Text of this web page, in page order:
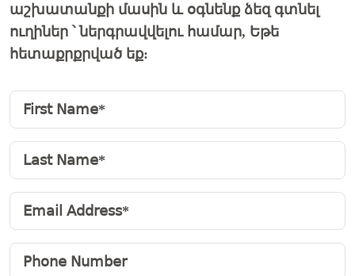
աշխատանքի մասին և օգնենք ձեզ գտնել
ուղիներ ՝ ներգրավվելու համար, Եթե
հետաքրքրված եք: